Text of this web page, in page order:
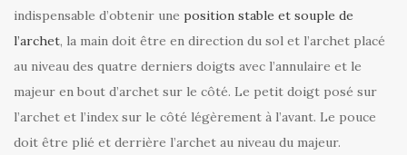
indispensable d’obtenir une position stable et souple de
l’archet, la main doit être en direction du sol et l’archet placé
au niveau des quatre derniers doigts avec l’annulaire et le
majeur en bout d’archet sur le côté. Le petit doigt posé sur
l’archet et l’index sur le côté légèrement à l’avant. Le pouce
doit être plié et derrière l’archet au niveau du majeur.